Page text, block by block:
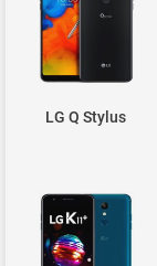
LG Q Stylus